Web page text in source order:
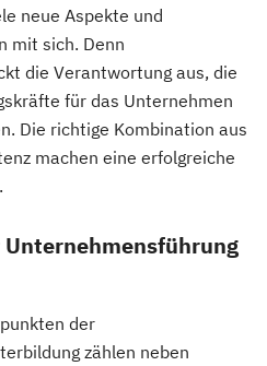
neue Aspekte und
mit sich. Denn
die Verantwortung aus, die
für das Unternehmen
Die richtige Kombination aus
machen eine erfolgreiche
der
zählen neben